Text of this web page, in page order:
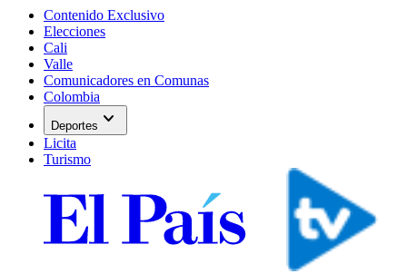
Contenido Exclusivo
Elecciones
Cali
Valle
Comunicadores en Comunas
Colombia
Deportes expand_more
Licita
Turismo